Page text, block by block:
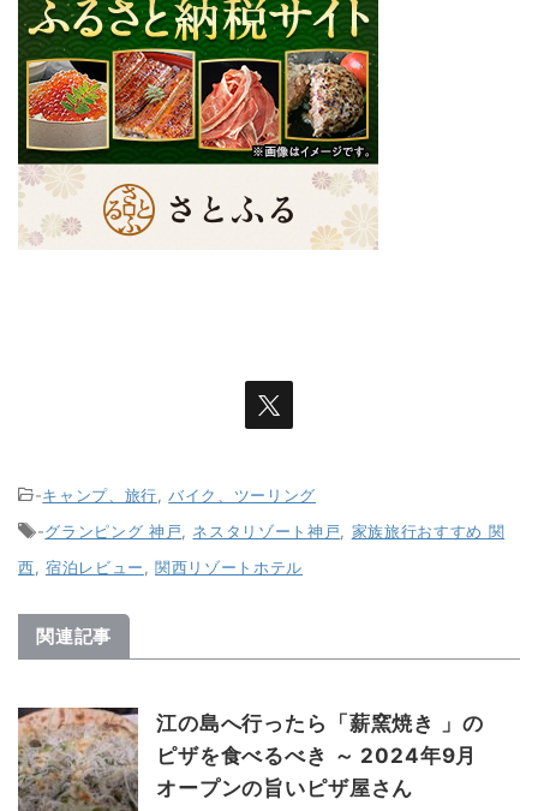
-キャンプ、旅行 ,バイク、ツーリング
-グランピング 神戸 ネスタリゾート神戸
家族旅行おすすめ 関
西
宿泊レビュー ,関西リゾートホテル
関連記事
江の島へ行ったら「薪窯焼き 」の
ピザを食べるべき ～ 2024年9月
オープンの旨いピザ屋さん